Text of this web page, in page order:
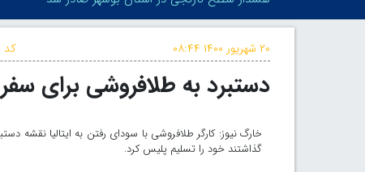
هشدار سطح نارنجی در استان بوشهر صادر شد
کد ۲۰ شهریور ۱۴۰۰ ۰۸:۴۴
دستبرد به طلافروشی برای سفر
خارگ نیوز: کارگر طلافروشی با سودای رفتن به ایتالیا
گذاشتند خود را تسلیم پلیس کرد.